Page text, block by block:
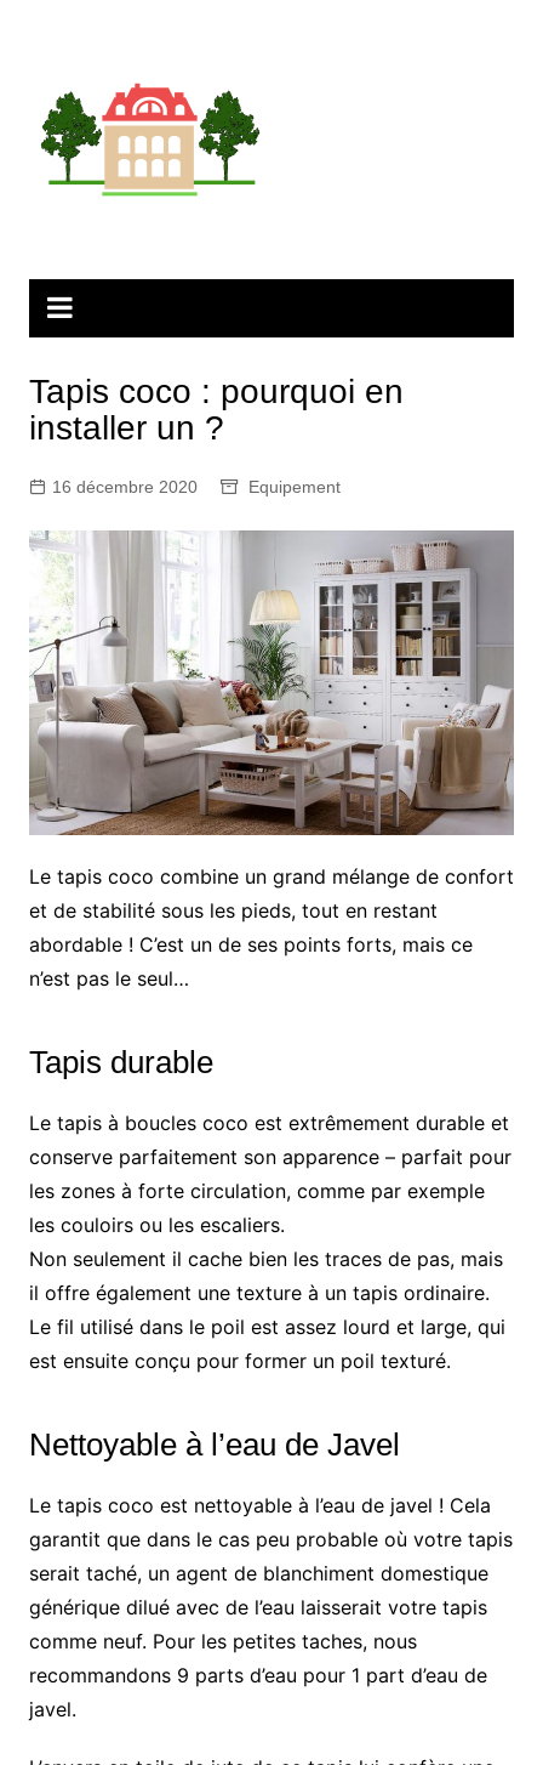
Tapis coco : pourquoi en
installer un ?
16 décembre 2020 Equipement
Le tapis coco combine un grand mélange de confort
et de stabilité sous les pieds, tout en restant
abordable ! C’est un de ses points forts, mais ce
n’est pas le seul…
Tapis durable
Le tapis à boucles coco est extrêmement durable et
conserve parfaitement son apparence – parfait pour
les zones à forte circulation, comme par exemple
les couloirs ou les escaliers.
Non seulement il cache bien les traces de pas, mais
il offre également une texture à un tapis ordinaire.
Le fil utilisé dans le poil est assez lourd et large, qui
est ensuite conçu pour former un poil texturé.
Nettoyable à l’eau de Javel
Le tapis coco est nettoyable à l’eau de javel ! Cela
garantit que dans le cas peu probable où votre tapis
serait taché, un agent de blanchiment domestique
générique dilué avec de l’eau laisserait votre tapis
comme neuf. Pour les petites taches, nous
recommandons 9 parts d’eau pour 1 part d’eau de
javel.